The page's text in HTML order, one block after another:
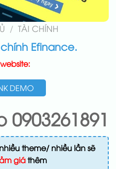
/ TÀI CHÍNH
Efinance.
DEMO
0903261891
theme/ nhiều lần sẽ
giáthêm